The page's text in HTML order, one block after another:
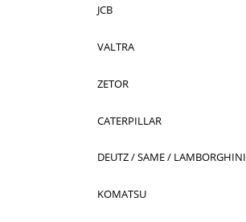
JCB
VALTRA
ZETOR
CATERPILLAR
DEUTZ / SAME / LAMBORGHINI
KOMATSU